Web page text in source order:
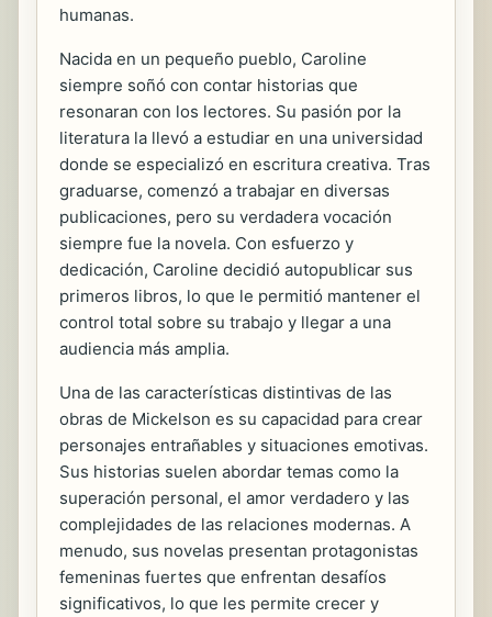
humanas.
Nacida en un pequeño pueblo, Caroline
siempre soñó con contar historias que
resonaran con los lectores. Su pasión por la
literatura la llevó a estudiar en una universidad
donde se especializó en escritura creativa. Tras
graduarse, comenzó a trabajar en diversas
publicaciones, pero su verdadera vocación
siempre fue la novela. Con esfuerzo y
dedicación, Caroline decidió autopublicar sus
primeros libros, lo que le permitió mantener el
control total sobre su trabajo y llegar a una
audiencia más amplia.
Una de las características distintivas de las
obras de Mickelson es su capacidad para crear
personajes entrañables y situaciones emotivas.
Sus historias suelen abordar temas como la
superación personal, el amor verdadero y las
complejidades de las relaciones modernas. A
menudo, sus novelas presentan protagonistas
femeninas fuertes que enfrentan desafíos
significativos, lo que les permite crecer y